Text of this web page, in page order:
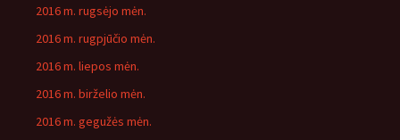
2016 m. rugsėjo mėn.
2016 m. rugpjūčio mėn.
2016 m. liepos mėn.
2016 m. birželio mėn.
2016 m. gegužės mėn.